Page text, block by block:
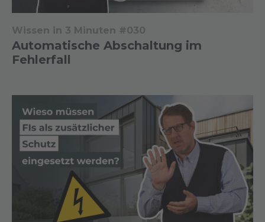
Wissen in 3 Minuten #030
Automatische Abschaltung im
Fehlerfall